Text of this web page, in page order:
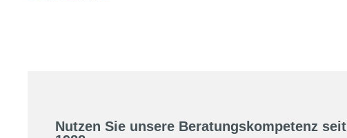
Nutzen Sie unsere Beratungskompetenz seit